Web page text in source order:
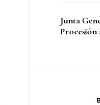
Junta
Procesión